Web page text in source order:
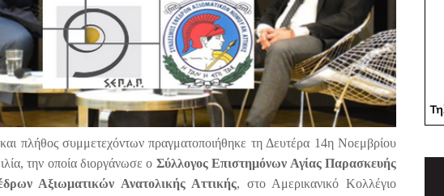
και πλήθος συμμετεχόντων πραγματοποιήθηκε τη Δευτέρα 14η Νοεμβρίου
την οποία διοργάνωσε ο Σύλλογος Επιστημόνων Αγίας Παρασκευής
Αξιωματικών Ανατολικής Αττικής, στο Αμερικανικό Κολλέγιο